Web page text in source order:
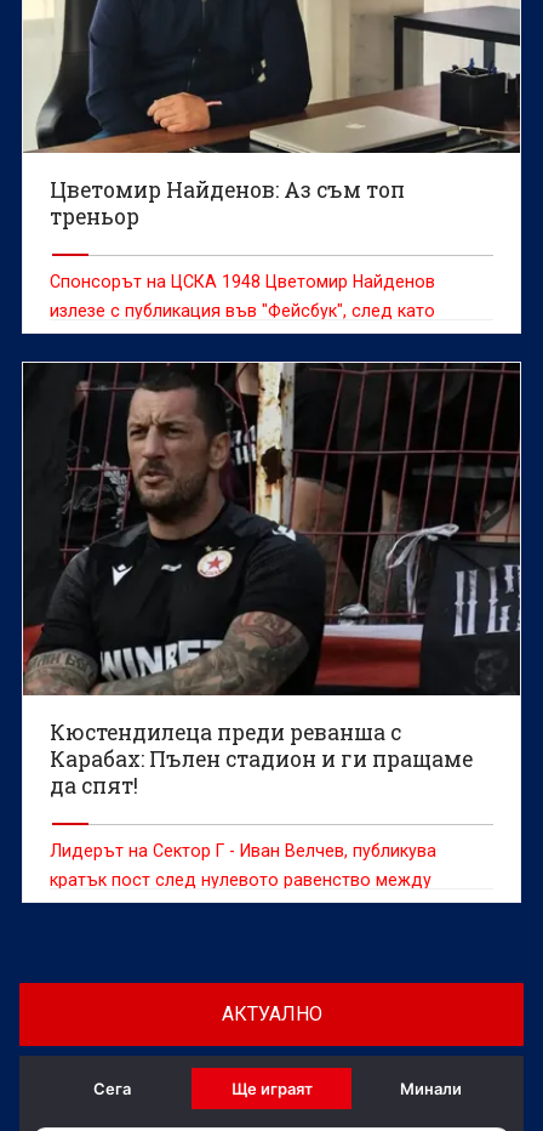
Цветомир Найденов: Аз съм топ
треньор
Спонсорът на ЦСКА 1948 Цветомир Найденов
излезе с публикация във "Фейсбук", след като
"червените" от победиха Ботев (Враца) с 2:1
Кюстендилеца преди реванша с
Карабах: Пълен стадион и ги пращаме
да спят!
Лидерът на Сектор Г - Иван Велчев, публикува
кратък пост след нулевото равенство между
Карабах и ЦСКА в Баку снощи
АКТУАЛНО
Сега Ще играят Минали